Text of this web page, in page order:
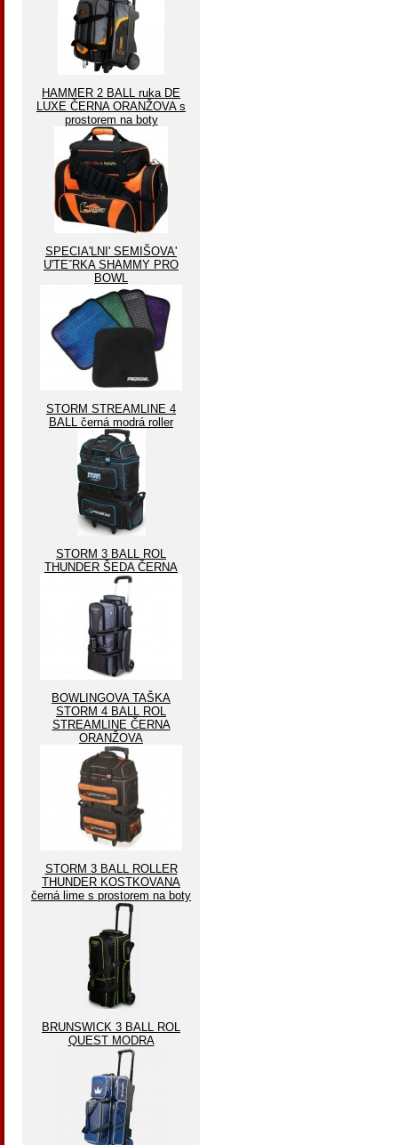
HAMMER 2 BALL ruka DE
LUXE ČERNA ORANŽOVA s
prostorem na boty
SPECIA'LNI' SEMIŠOVA'
U'TEˇRKA SHAMMY PRO
BOWL
STORM STREAMLINE 4
BALL černá modrá roller
STORM 3 BALL ROL
THUNDER ŠEDA ČERNA
BOWLINGOVA TAŠKA
STORM 4 BALL ROL
STREAMLINE ČERNA
ORANŽOVA
STORM 3 BALL ROLLER
THUNDER KOSTKOVANA
černá lime s prostorem na boty
BRUNSWICK 3 BALL ROL
QUEST MODRA